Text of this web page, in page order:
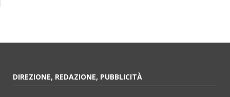
DIREZIONE, REDAZIONE, PUBBLICITÀ